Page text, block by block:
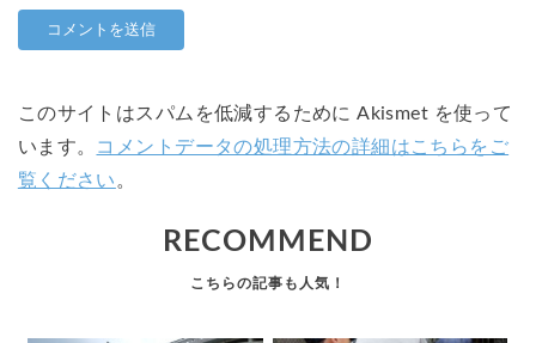
このサイトはスパムを低減するために Akismet を使って
います。 コメントデータの処理方法の詳細はこちらをご
覧ください。
RECOMMEND